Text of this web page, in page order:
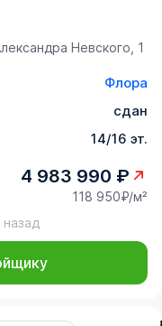
Невского, 1
Флора
сдан
14/16 эт.
4 983 990 ₽
118 950₽/м²